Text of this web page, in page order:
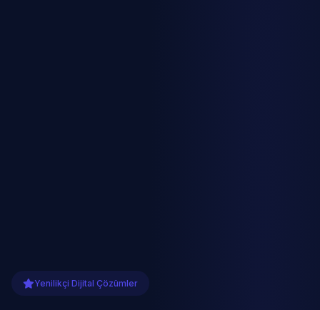
Yenilikçi Dijital Çözümler